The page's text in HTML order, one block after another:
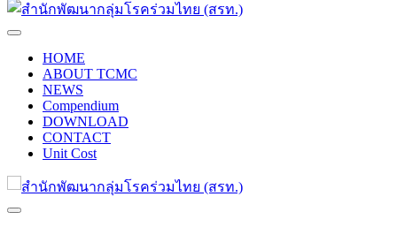
HOME
ABOUT TCMC
NEWS
Compendium
DOWNLOAD
CONTACT
Unit Cost